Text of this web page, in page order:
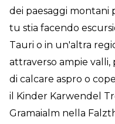
dei paesaggi montani
tu stia facendo
Tauri o in un'altra
attraverso ampie valli,
di calcare aspro o
il Kinder Karwendel
Gramaialm nella